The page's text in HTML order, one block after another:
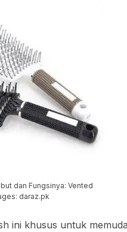
dan Fungsinya: Vented
daraz.pk
ini khusus untuk